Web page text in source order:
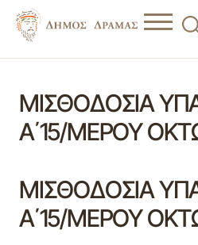
ΜΙΣΘΟΔΟΣΙΑ
Α΄15/ΜΕΡΟΥ
ΜΙΣΘΟΔΟΣΙΑ
Α΄15/ΜΕΡΟΥ